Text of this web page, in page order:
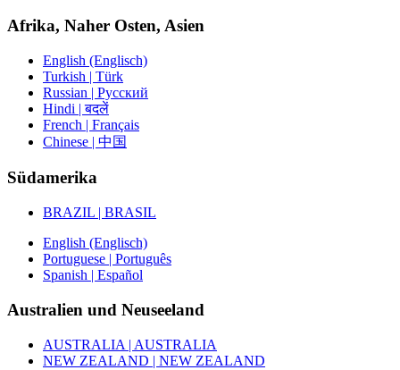
Afrika, Naher Osten, Asien
English (Englisch)
Turkish | Türk
Russian | Русский
Hindi | बदलें
French | Français
Chinese | 中国
Südamerika
BRAZIL | BRASIL
English (Englisch)
Portuguese | Português
Spanish | Español
Australien und Neuseeland
AUSTRALIA | AUSTRALIA
NEW ZEALAND | NEW ZEALAND